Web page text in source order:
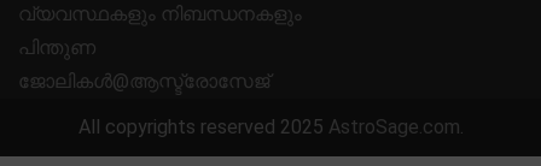
വ്യവസ്ഥകളും നിബന്ധനകളും
പിന്തുണ
ജോലികൾ@ആസ്ട്രോസേജ്
All copyrights reserved 2025 AstroSage.com.